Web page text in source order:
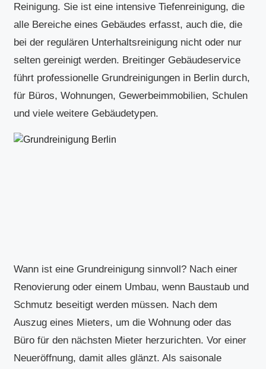
Reinigung. Sie ist eine intensive Tiefenreinigung, die
alle Bereiche eines Gebäudes erfasst, auch die, die
bei der regulären Unterhaltsreinigung nicht oder nur
selten gereinigt werden. Breitinger Gebäudeservice
führt professionelle Grundreinigungen in Berlin durch,
für Büros, Wohnungen, Gewerbeimmobilien, Schulen
und viele weitere Gebäudetypen.
Wann ist eine Grundreinigung sinnvoll? Nach einer
Renovierung oder einem Umbau, wenn Baustaub und
Schmutz beseitigt werden müssen. Nach dem
Auszug eines Mieters, um die Wohnung oder das
Büro für den nächsten Mieter herzurichten. Vor einer
Neueröffnung, damit alles glänzt. Als saisonale